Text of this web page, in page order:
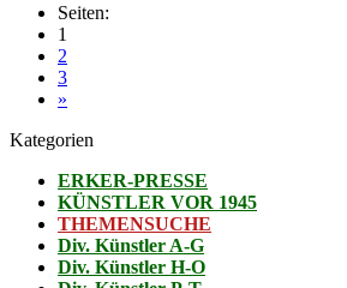
Seiten:
1
2
3
»
Kategorien
ERKER-PRESSE
KÜNSTLER VOR 1945
THEMENSUCHE
Div. Künstler A-G
Div. Künstler H-O